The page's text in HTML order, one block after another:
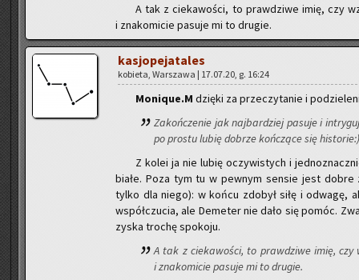
A tak z cie­ka­wo­ści, to praw­dzi­we imię, czy
i zna­ko­mi­cie pa­su­je mi to dru­gie.
ka­sjo­pe­ja­ta­les
ko­bie­ta, War­sza­wa | 17.07.20, g. 16:24
Mo­ni­que.M dzię­ki za prze­czy­ta­nie i
Za­koń­cze­nie jak naj­bar­dziej pa­su­je i
po pro­stu lubię do­brze koń­czą­ce się
Z kolei ja nie lubię oczy­wi­stych i
bia­łe. Poza tym tu w pew­nym sen­sie jest
tylko dla niego): w końcu zdo­był siłę i od­wa­gę,
współ­czu­cia, ale De­me­ter nie dało się pomóc.
zyska tro­chę spo­ko­ju.
A tak z cie­ka­wo­ści, to praw­dzi­we imię,
i zna­ko­mi­cie pa­su­je mi to dru­gie.